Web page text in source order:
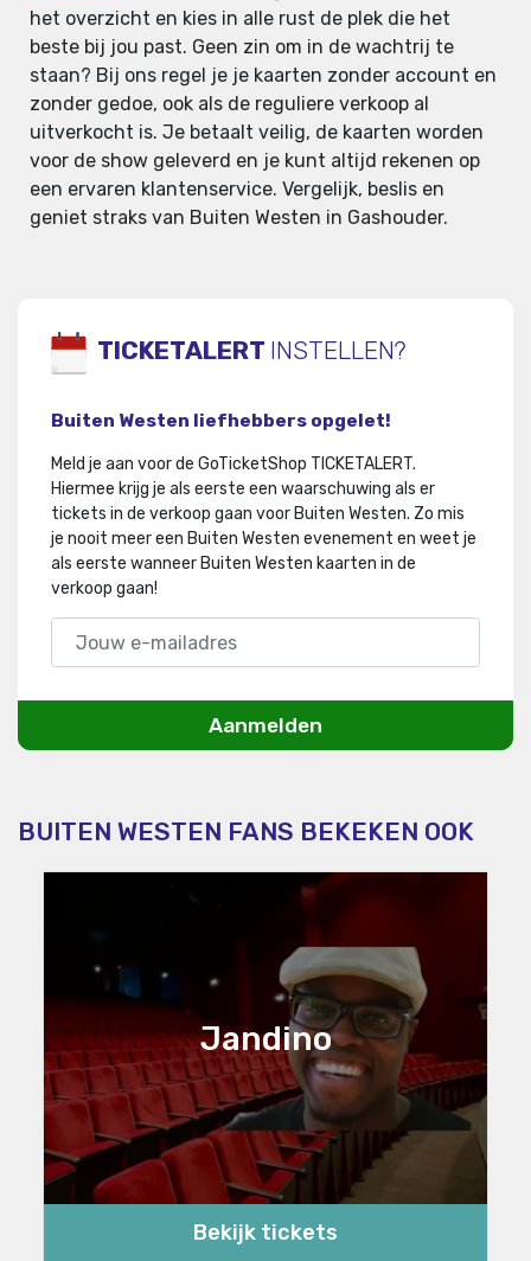
het overzicht en kies in alle rust de plek die het
beste bij jou past. Geen zin om in de wachtrij te
staan? Bij ons regel je je kaarten zonder account en
zonder gedoe, ook als de reguliere verkoop al
uitverkocht is. Je betaalt veilig, de kaarten worden
voor de show geleverd en je kunt altijd rekenen op
een ervaren klantenservice. Vergelijk, beslis en
geniet straks van Buiten Westen in Gashouder.
TICKETALERT INSTELLEN?
Buiten Westen liefhebbers opgelet!
Meld je aan voor de GoTicketShop TICKETALERT.
Hiermee krijg je als eerste een waarschuwing als er
tickets in de verkoop gaan voor Buiten Westen. Zo mis
je nooit meer een Buiten Westen evenement en weet je
als eerste wanneer Buiten Westen kaarten in de
verkoop gaan!
Aanmelden
BUITEN WESTEN FANS BEKEKEN OOK
Jandino
Bekijk tickets